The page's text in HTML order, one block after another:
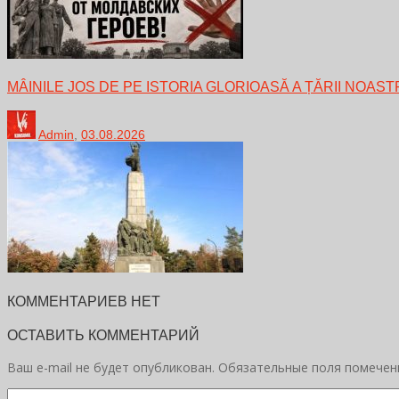
MÂINILE JOS DE PE ISTORIA GLORIOASĂ A ȚĂRII
Admin, 03.08.2026
КОММЕНТАРИЕВ НЕТ
ОСТАВИТЬ КОММЕНТАРИЙ
Ваш e-mail не будет опубликован. Обязательные поля